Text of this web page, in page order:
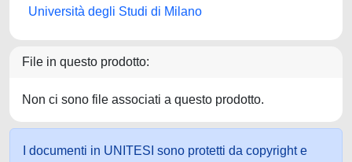
Università degli Studi di Milano
File in questo prodotto:
Non ci sono file associati a questo prodotto.
I documenti in UNITESI sono protetti da copyright e